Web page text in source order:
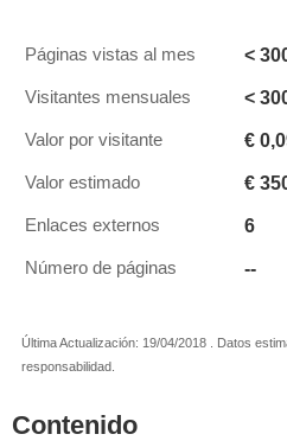
Páginas vistas al mes <
Visitantes mensuales <
Valor por visitante €
Valor estimado €
Enlaces externos 6
Número de páginas --
Última Actualización: 19/04/2018 . Datos
responsabilidad.
Contenido